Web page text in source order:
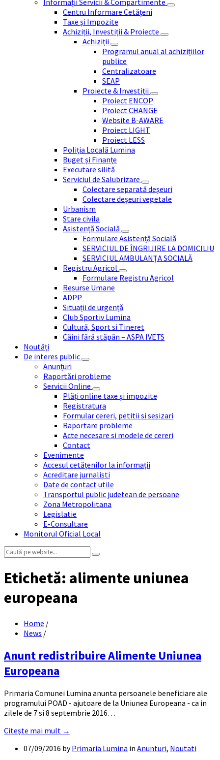
Informații Servicii & Compartimente
Centru Informare Cetățeni
Taxe și Impozite
Achiziții, Investiții & Proiecte
Achiziții
Programul anual al achizițiilor
publice
Centralizatoare
SEAP
Proiecte & Investiții
Proiect ENCOP
Proiect CHANGE
Website B-AWARE
Proiect LIGHT
Proiect LESS
Poliția Locală Lumina
Buget și Finanțe
Executare silită
Serviciul de Salubrizare
Colectare separată deșeuri
Colectare deșeuri vegetale
Urbanism
Stare civila
Asistență Socială
Formulare Asistență Socială
SERVICIUL DE ÎNGRIJIRE LA DOMICILIU
SERVICIUL AMBULANȚA SOCIALĂ
Registru Agricol
Formulare Registru Agricol
Resurse Umane
ADPP
Situații de urgență
Club Sportiv Lumina
Cultură, Sport si Tineret
Câini fără stăpân – ASPA IVETS
Noutăți
De interes public
Anunțuri
Raportări probleme
Servicii Online
Plăți online taxe și impozite
Registratura
Formular cereri, petitii si sesizari
Raportare probleme
Acte necesare si modele de cereri
Contact
Evenimente
Accesul cetățenilor la informații
Acreditare jurnaliști
Date de contact utile
Transportul public judetean de persoane
Zona Metropolitana
Legislatie
E-Consultare
Monitorul Oficial Local
Search:
Etichetă: alimente uniunea
europeana
Home /
News /
Anunt redistribuire Alimente Uniunea
Europeana
Primaria Comunei Lumina anunta persoanele beneficiare ale
programului POAD - ajutoare de la Uniunea Europeana - ca in
zilele de 7 si 8 septembrie 2016…
Citește mai mult →
07/09/2016 byPrimaria Lumina in Anunturi, Noutati